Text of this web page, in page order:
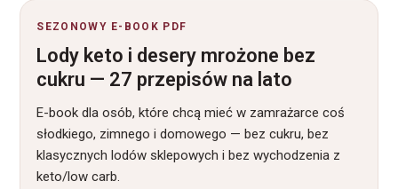
SEZONOWY E-BOOK PDF
Lody keto i desery mrożone bez
cukru — 27 przepisów na lato
E-book dla osób, które chcą mieć w zamrażarce coś
słodkiego, zimnego i domowego — bez cukru, bez
klasycznych lodów sklepowych i bez wychodzenia z
keto/low carb.